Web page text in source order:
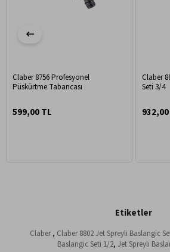
Claber 8756 Profesyonel
Püskürtme Tabancası
599,00 TL
Claber
Seti 3/4
Etiketler
Claber, Claber 8802 Jet Spreyli Baslangic
Baslangic Seti 1/2, Jet Spreyli